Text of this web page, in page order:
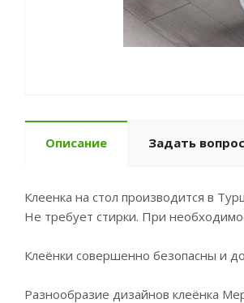
Описание Задать вопрос
Клеенка на стол производится в
Не требует стирки. При
Клеёнки совершенно безопасны и
Разнообразие дизайнов клеёнка